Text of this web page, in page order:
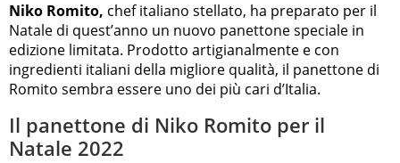
Niko Romito, chef italiano stellato, ha preparato per il
Natale di quest’anno un nuovo panettone speciale in
edizione limitata. Prodotto artigianalmente e con
ingredienti italiani della migliore qualità, il panettone di
Romito sembra essere uno dei più cari d’Italia.
Il panettone di Niko Romito per il
Natale 2022